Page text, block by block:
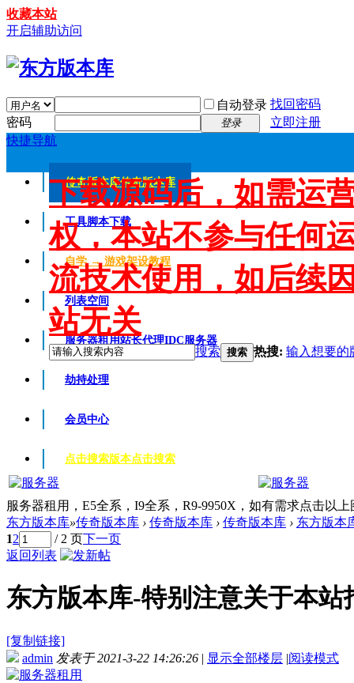
收藏本站
开启辅助访问
自动登录 找回密码
密码
登录
立即注册
快捷导航
传奇版本库传奇版本库
工具脚本下载
自学 → 游戏架设教程
列表空间
服务器租用站长代理IDC服务器
劫持处理
会员中心
点击搜索版本点击搜索
下载源码后，如需运
权，本站不参与任何
流技术使用，如后续
站无关
搜索 搜索 热搜: 输入想要的
服务器租用，E5全系，I9全系，R9-9950X，如有需求点击以
东方版本库»传奇版本库 › 传奇版本库 › 传奇版本库 › 东方版本
12 / 2 页下一页
返回列表
东方版本库-特别注意关于本
[复制链接]
admin 发表于 2021-3-22 14:26:26 | 显示全部楼层 |阅读模式